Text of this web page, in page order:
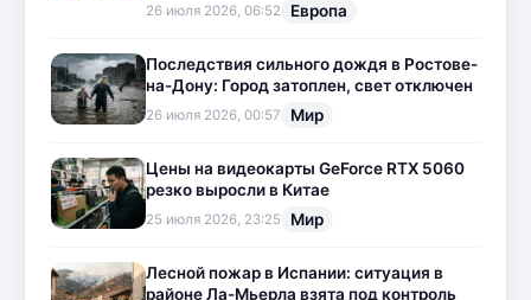
26 июля 2026, 06:52 Европа
Последствия сильного дождя в Ростове-
на-Дону: Город затоплен, свет отключен
26 июля 2026, 00:57 Мир
Цены на видеокарты GeForce RTX 5060
резко выросли в Китае
25 июля 2026, 23:25 Мир
Лесной пожар в Испании: ситуация в
районе Ла-Мьерла взята под контроль